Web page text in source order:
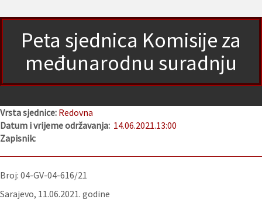
Peta sjednica Komisije za
međunarodnu suradnju
Vrsta sjednice: Redovna
Datum i vrijeme održavanja: 14.06.2021.13:00
Zapisnik:
Broj: 04-GV-04-616/21
Sarajevo, 11.06.2021. godine